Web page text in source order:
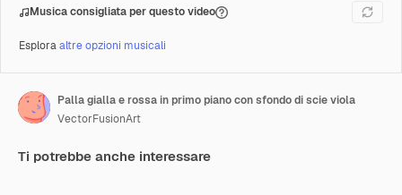
Musica consigliata per questo video
Esploraaltre opzioni musicali
Palla gialla e rossa in primo piano con sfondo di scie viola
VectorFusionArt
Ti potrebbe anche interessare